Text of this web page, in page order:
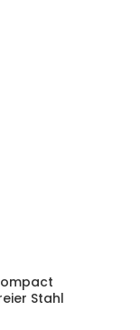
Stahl